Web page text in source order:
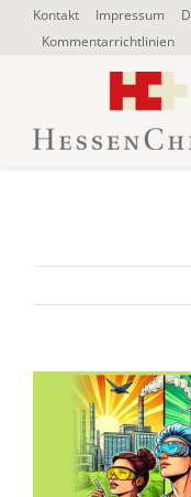
Zum
Inhalt
Kontakt Impressum
Kommentarrichtlinien
Über uns